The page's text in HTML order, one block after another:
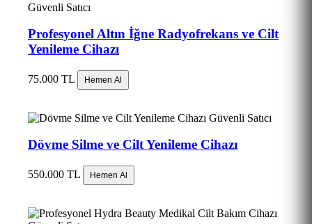
Güvenli Satıcı
Profesyonel Altın İğne Radyofrekans ve Cilt
Yenileme Cihazı
75.000 TL Hemen Al
Güvenli Satıcı
Dövme Silme ve Cilt Yenileme Cihazı
550.000 TL Hemen Al